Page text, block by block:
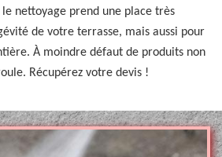
nettoyage prend une place très
de votre terrasse, mais aussi pour
À moindre défaut de produits non
Récupérez votre devis !